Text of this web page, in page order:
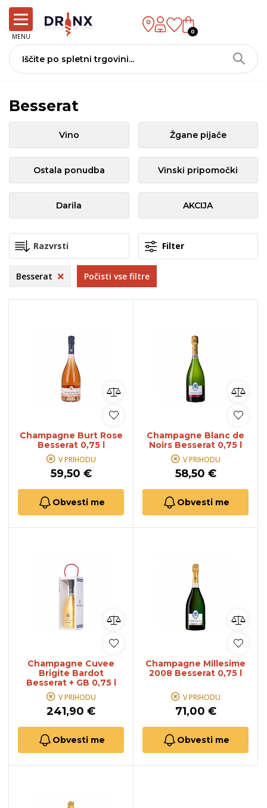
MENU
0
Besserat
Vino Žgane pijače
Ostala ponudba Vinski pripomočki
Darila AKCIJA
Filter
Besserat Počisti vse filtre
Champagne Burt Rose
Besserat 0,75 l
V PRIHODU
59,50 €
Obvesti me
Champagne Blanc de
Noirs Besserat 0,75 l
V PRIHODU
58,50 €
Obvesti me
Champagne Cuvee
Brigite Bardot
Besserat + GB 0,75 l
V PRIHODU
241,90 €
Obvesti me
Champagne Millesime
2008 Besserat 0,75 l
V PRIHODU
71,00 €
Obvesti me